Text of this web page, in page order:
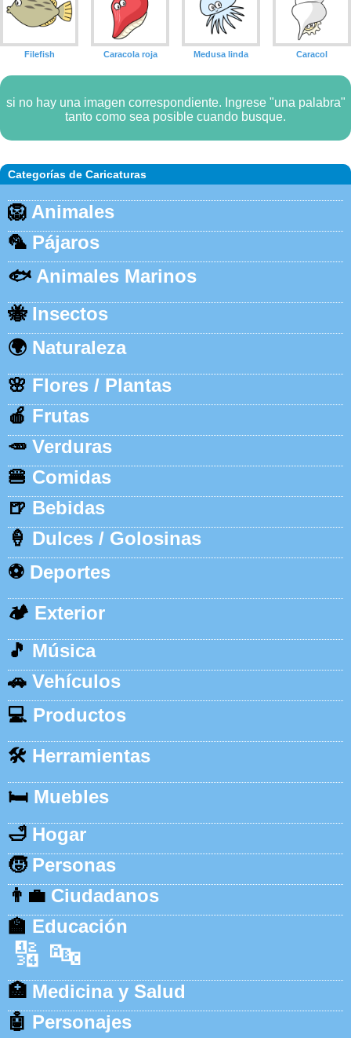
Categorías de Caricaturas
🦁 Animales
🦜 Pájaros
🐟 Animales Marinos
🐝 Insectos
🌍 Naturaleza
🌸 Flores / Plantas
🍎 Frutas
🥕 Verduras
🍔 Comidas
🍺 Bebidas
🍦 Dulces / Golosinas
⚽ Deportes
🏕️ Exterior
🎵 Música
🚗 Vehículos
💻 Productos
🛠️ Herramientas
🛏️ Muebles
🛁 Hogar
🧒 Personas
👨‍💼 Ciudadanos
🏫 Educación
🔢 🔤
🏥 Medicina y Salud
🤖 Personajes
Filefish Caracola roja Medusa linda Caracol
si no hay una imagen correspondiente. Ingrese "una palabra"
tanto como sea posible cuando busque.